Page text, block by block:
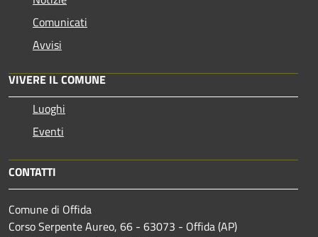
Comunicati
Avvisi
VIVERE IL COMUNE
Luoghi
Eventi
CONTATTI
Comune di Offida
Corso Serpente Aureo, 66 - 63073 - Offida (AP)